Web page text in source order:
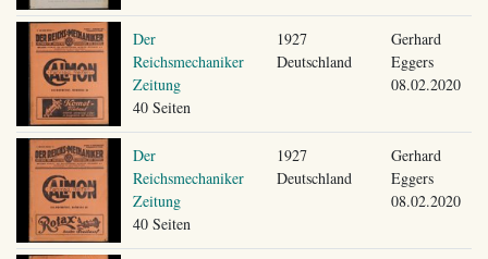
Der
Reichsmechaniker
Zeitung
40 Seiten
1927
Deutschland
Gerhard
Eggers
08.02.2020
Der
Reichsmechaniker
Zeitung
40 Seiten
1927
Deutschland
Gerhard
Eggers
08.02.2020